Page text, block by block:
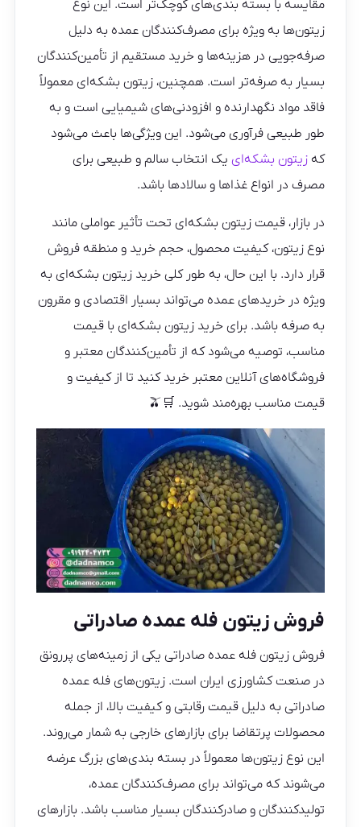
مقایسه با بسته‌ بندی‌های کوچک‌تر است. این نوع
زیتون‌ها به‌ ویژه برای مصرف‌کنندگان عمده به دلیل
صرفه‌جویی در هزینه‌ها و خرید مستقیم از تأمین‌کنندگان
بسیار به‌ صرفه‌تر است. همچنین، زیتون بشکه‌ای معمولاً
فاقد مواد نگهدارنده و افزودنی‌های شیمیایی است و به‌
طور طبیعی فرآوری می‌شود. این ویژگی‌ها باعث می‌شود
کهزیتون بشکه‌ای یک انتخاب سالم و طبیعی برای
مصرف در انواع غذاها و سالادها باشد.
در بازار، قیمت زیتون بشکه‌ای تحت تأثیر عواملی مانند
نوع زیتون، کیفیت محصول، حجم خرید و منطقه فروش
قرار دارد. با این حال، به‌ طور کلی خرید زیتون بشکه‌ای به‌
ویژه در خریدهای عمده می‌تواند بسیار اقتصادی و مقرون‌
به‌ صرفه باشد. برای خرید زیتون بشکه‌ای با قیمت
مناسب، توصیه می‌شود که از تأمین‌کنندگان معتبر و
فروشگاه‌های آنلاین معتبر خرید کنید تا از کیفیت و
قیمت مناسب بهره‌مند شوید. 🛒🫒
فروش زیتون فله عمده صادراتی
فروش زیتون فله عمده صادراتی یکی از زمینه‌های پررونق
در صنعت کشاورزی ایران است. زیتون‌های فله عمده
صادراتی به دلیل قیمت رقابتی و کیفیت بالا، از جمله
محصولات پرتقاضا برای بازارهای خارجی به‌ شمار می‌روند.
این نوع زیتون‌ها معمولاً در بسته‌ بندی‌های بزرگ عرضه
می‌شوند که می‌تواند برای مصرف‌کنندگان عمده،
تولیدکنندگان و صادرکنندگان بسیار مناسب باشد. بازارهای